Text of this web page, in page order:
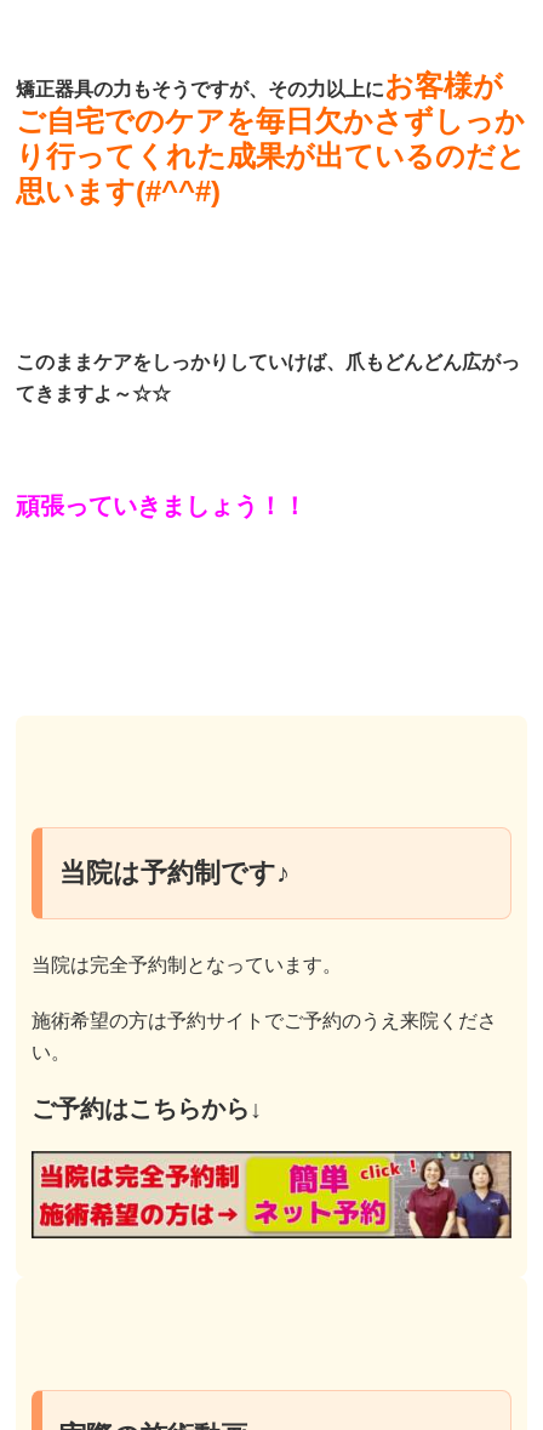
矯正器具の力もそうですが、その力以上にお客様が
ご自宅でのケアを毎日欠かさずしっか
り行ってくれた成果が出ているのだと
思います(#^^#)
このままケアをしっかりしていけば、爪もどんどん広がっ
てきますよ～☆☆
頑張っていきましょう！！
当院は予約制です♪
当院は完全予約制となっています。
施術希望の方は予約サイトでご予約のうえ来院くださ
い。
ご予約はこちらから↓